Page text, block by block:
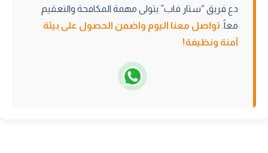
دع فريق “ستار فاب” يتولى مهمة المكافحة والتعقيم
معاً. تواصل معنا اليوم واضمن الحصول على بيئة
آمنة ونظيفة!